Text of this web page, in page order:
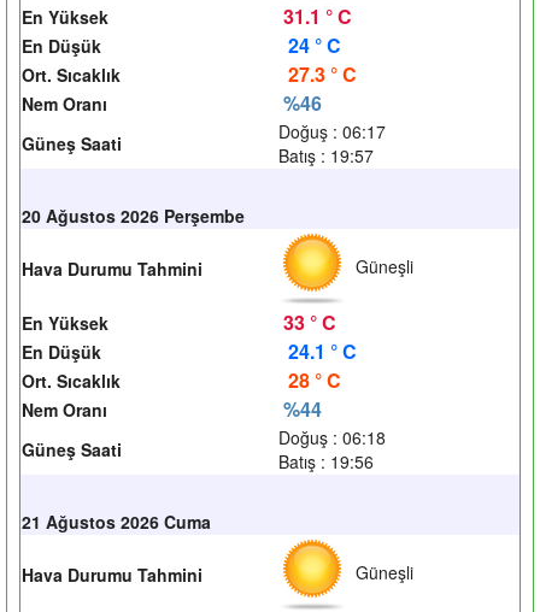
En Yüksek 31.1 ° C
En Düşük 24 ° C
Ort. Sıcaklık 27.3 ° C
Nem Oranı %46
Güneş Saati
Doğuş : 06:17
Batış : 19:57
20 Ağustos 2026 Perşembe
Hava Durumu Tahmini Güneşli
En Yüksek 33 ° C
En Düşük 24.1 ° C
Ort. Sıcaklık 28 ° C
Nem Oranı %44
Güneş Saati
Doğuş : 06:18
Batış : 19:56
21 Ağustos 2026 Cuma
Hava Durumu Tahmini Güneşli